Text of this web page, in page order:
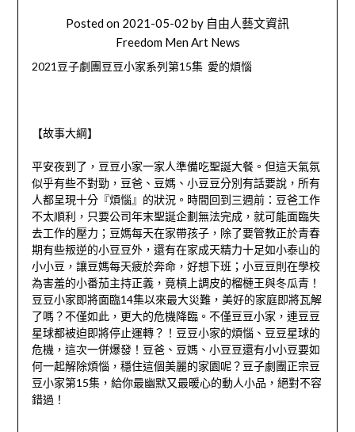
Posted on 2021-05-02 by 自由人藝文資訊
Freedom Men Art News
2021豆子劇團豆豆小家系列第15集 愛的煩惱
【故事大綱】
平安夜到了，豆豆小家一家人準備吃聖誕大餐。但這天氣氛
似乎有些不對勁，豆爸、豆媽、小豆豆分別有話要說，所有
人都呈現十分『煩惱』的狀況。時間回到三週前：豆爸工作
不太順利，只要公司年末聖誕企劃無法完成，就可能面臨失
去工作的壓力；豆媽每天在家帶孩子，除了要管教正於青春
期有些叛逆的小豆豆外，還有在家成天精力十足如小泰山的
小小豆，讓豆媽每天疲於奔命，好想下班；小豆豆則在學校
為害羞的小番茄主持正義，竟槓上調皮的榴槤王與冬瓜青！
豆豆小家即將面臨14集以來最大災難，美好的家庭即將瓦解
了嗎？不僅如此，更大的危機降臨。不僅豆豆小家，連豆豆
星球都被迫即將停止運轉？！豆豆小家的煩惱、豆豆星球的
危機，這次一併爆發！豆爸、豆媽、小豆豆還有小小豆要如
何一起解除煩惱，穩住這個美麗的家園呢？豆子劇團正宗豆
豆小家第15集，給你最幽默又最暖心的動人小品，絕對不容
錯過！